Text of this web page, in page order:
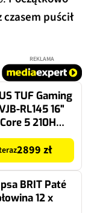
puścił
REKLAMA
TUF Gaming
RL145 16"
5 210H
SSD
2899 zł
BRIT Paté
12 x